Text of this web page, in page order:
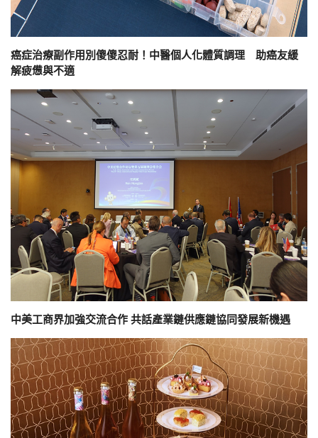
癌症治療副作用別傻傻忍耐！中醫個人化體質調理 助癌友緩
解疲憊與不適
中美工商界加強交流合作 共話產業鏈供應鏈協同發展新機遇